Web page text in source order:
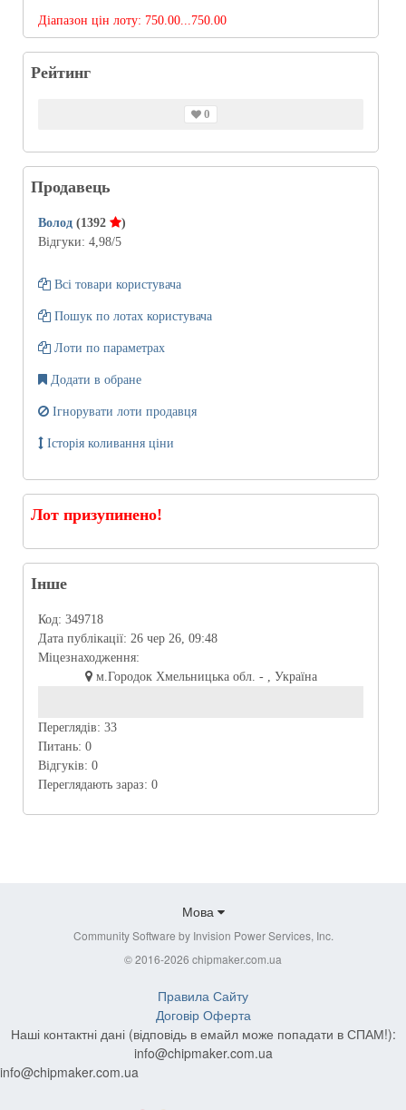
Діапазон цін лоту: 750.00...750.00
Рейтинг
0
Продавець
Волод (1392
)
Відгуки: 4,98/5
Всі товари користувача
Пошук по лотах користувача
Лоти по параметрах
Додати в обране
Ігнорувати лоти продавця
Історія коливання ціни
Лот призупинено!
Інше
Код: 349718
Дата публікації: 26 чер 26, 09:48
Міцезнаходження:
м.Городок Хмельницька обл. - , Україна
Переглядів: 33
Питань: 0
Відгуків: 0
Переглядають зараз: 0
Мова
Community Software by Invision Power Services, Inc.
© 2016-2026 chipmaker.com.ua
Правила Сайту
Договір Оферта
Наші контактні дані (відповідь в емайл може попадати в СПАМ!):
info@chipmaker.com.ua
info@chipmaker.com.ua